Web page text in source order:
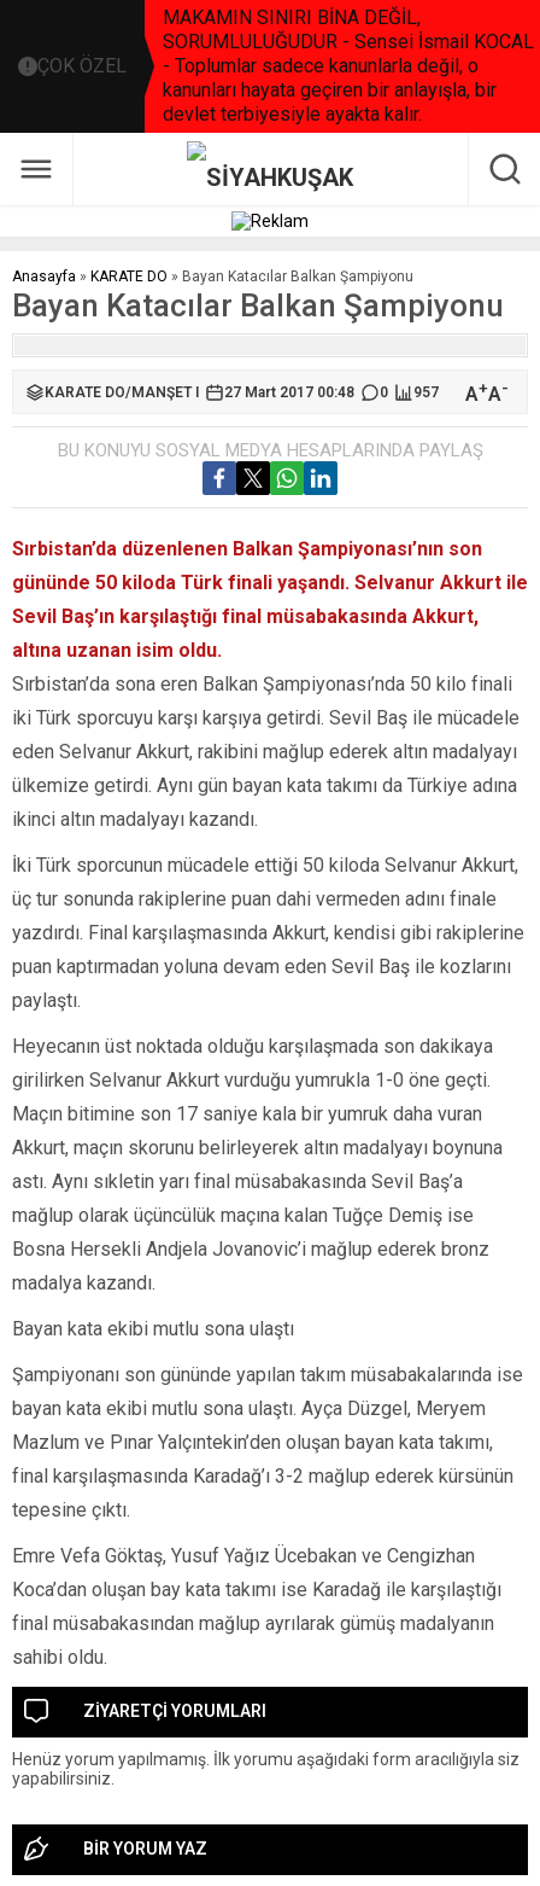
ÇOK ÖZEL
MAKAMIN SINIRI BİNA DEĞİL,
SORUMLULUĞUDUR - Sensei İsmail KOCAL
- Toplumlar sadece kanunlarla değil, o
kanunları hayata geçiren bir anlayışla, bir
devlet terbiyesiyle ayakta kalır.
Anasayfa » KARATE DO » Bayan Katacılar Balkan Şampiyonu
Bayan Katacılar Balkan Şampiyonu
KARATE DO/MANŞET I 27 Mart 2017 00:48 0 957 A+A-
BU KONUYU SOSYAL MEDYA HESAPLARINDA PAYLAŞ
Sırbistan’da düzenlenen Balkan Şampiyonası’nın son
gününde 50 kiloda Türk finali yaşandı. Selvanur Akkurt ile
Sevil Baş’ın karşılaştığı final müsabakasında Akkurt,
altına uzanan isim oldu.
Sırbistan’da sona eren Balkan Şampiyonası’nda 50 kilo finali
iki Türk sporcuyu karşı karşıya getirdi. Sevil Baş ile mücadele
eden Selvanur Akkurt, rakibini mağlup ederek altın madalyayı
ülkemize getirdi. Aynı gün bayan kata takımı da Türkiye adına
ikinci altın madalyayı kazandı.
İki Türk sporcunun mücadele ettiği 50 kiloda Selvanur Akkurt,
üç tur sonunda rakiplerine puan dahi vermeden adını finale
yazdırdı. Final karşılaşmasında Akkurt, kendisi gibi rakiplerine
puan kaptırmadan yoluna devam eden Sevil Baş ile kozlarını
paylaştı.
Heyecanın üst noktada olduğu karşılaşmada son dakikaya
girilirken Selvanur Akkurt vurduğu yumrukla 1-0 öne geçti.
Maçın bitimine son 17 saniye kala bir yumruk daha vuran
Akkurt, maçın skorunu belirleyerek altın madalyayı boynuna
astı. Aynı sıkletin yarı final müsabakasında Sevil Baş’a
mağlup olarak üçüncülük maçına kalan Tuğçe Demiş ise
Bosna Hersekli Andjela Jovanovic’i mağlup ederek bronz
madalya kazandı.
Bayan kata ekibi mutlu sona ulaştı
Şampiyonanı son gününde yapılan takım müsabakalarında ise
bayan kata ekibi mutlu sona ulaştı. Ayça Düzgel, Meryem
Mazlum ve Pınar Yalçıntekin’den oluşan bayan kata takımı,
final karşılaşmasında Karadağ’ı 3-2 mağlup ederek kürsünün
tepesine çıktı.
Emre Vefa Göktaş, Yusuf Yağız Ücebakan ve Cengizhan
Koca’dan oluşan bay kata takımı ise Karadağ ile karşılaştığı
final müsabakasından mağlup ayrılarak gümüş madalyanın
sahibi oldu.
ZİYARETÇİ YORUMLARI
Henüz yorum yapılmamış. İlk yorumu aşağıdaki form aracılığıyla siz
yapabilirsiniz.
BİR YORUM YAZ